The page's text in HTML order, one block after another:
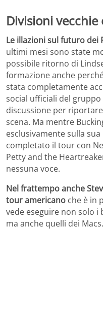
Divisioni vecchie
Le illazioni sul futuro dei
ultimi mesi sono state
possibile ritorno di
formazione anche
stata completamente
social ufficiali del
discussione per
scena. Ma mentre
esclusivamente sulla
completato il tour con
Petty and the
nessuna voce.
Nel frattempo anche
tour americano che è in
vede eseguire non solo
ma anche quelli dei Macs.